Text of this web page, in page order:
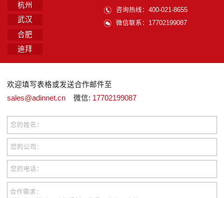
杭州
武汉
合肥
迪拜
咨询热线：400-021-8655
微信联系：17702199087
欢迎填写表格或发送合作邮件至
sales@adinnet.cn 微信: 17702199087
您的姓名：
您的公司：
您的电话：
合作需求：